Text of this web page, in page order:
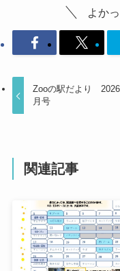
よか
Zooの駅だより
月号
関連記事